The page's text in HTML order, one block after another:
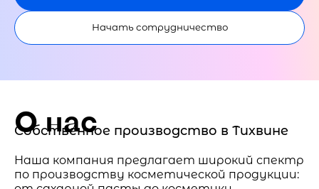
Начать сотрудничество
О нас
Собственное производство в Тихвине
Наша компания предлагает широкий спектр
по производству косметической продукции: